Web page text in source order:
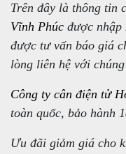
Trên đây là thông tin
Vĩnh Phúc được nhập
được tư vấn báo giá
lòng liên hệ với
Công ty cân điện tử
toàn quốc, bảo hành
Ưu đãi giảm giá cho